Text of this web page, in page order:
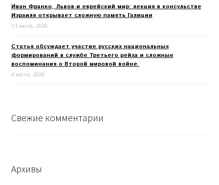
Иван Франко, Львов и еврейский мир: лекция в консульстве
Израиля открывает сложную память Галиции
13 июля, 2026
Статья обсуждает участие русских национальных
формирований в службе Третьего рейха и сложные
воспоминания о Второй мировой войне.
4 июля, 2026
Свежие комментарии
Архивы